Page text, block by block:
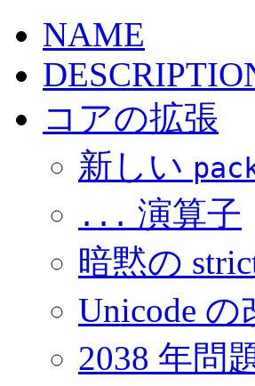
NAME
コアの拡張
新しい
... 演算子
暗黙の
Unicode の
2038 年問